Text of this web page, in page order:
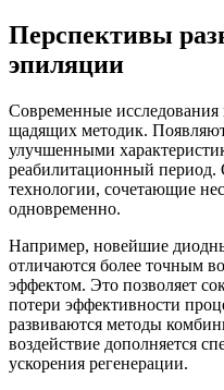
Перспективы
эпиляции
Современные исследования
щадящих методик.
улучшенными
реабилитационный период.
технологии, сочетающие
одновременно.
Например, новейшие
отличаются более точным
эффектом. Это позволяет
потери эффективности
развиваются методы
воздействие дополняется
ускорения регенерации.